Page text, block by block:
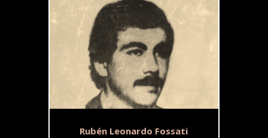
Rubén Leonardo Fossati